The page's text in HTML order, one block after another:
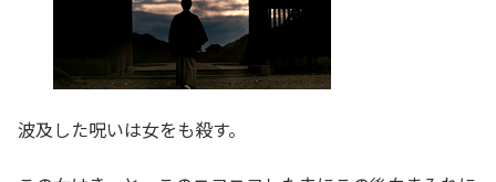
波及した呪いは女をも殺す。